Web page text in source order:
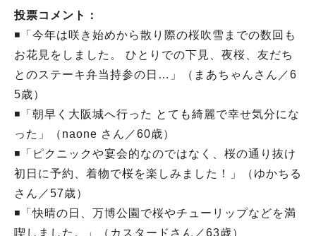
投票コメント：
◾️「今年は咲き始めから散り際の桜吹雪までの数回も
お花見をしました。 ひとりでの下見、夜桜、友だち
とのステーキ弁当持参の日…」（まあちゃんさん／6
5歳）
◾️「朝早く大阪城へ行った とても綺麗で幸せ気分にな
った」（naone さん／60歳）
◾️「ピクニックや宴会的なのではなく、桜の通り抜け
初日に予約、着物で桜を楽しみました！」（ゆかちる
さん／57歳）
◾️「快晴の日、万博公園で桜やチューリップなどを満
喫しました。」（カスタードさん／63歳）